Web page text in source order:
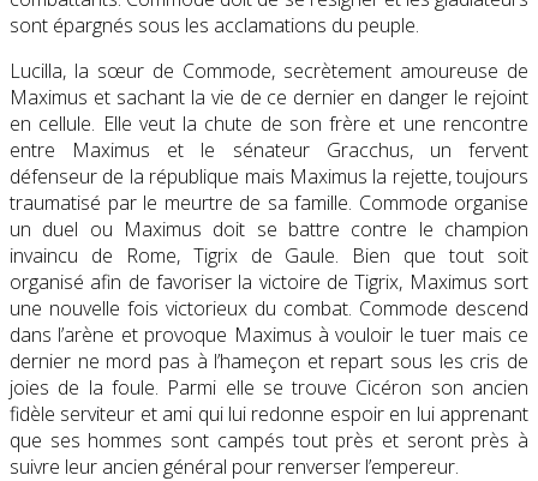
sont épargnés sous les acclamations du peuple.
Lucilla, la sœur de Commode, secrètement amoureuse de
Maximus et sachant la vie de ce dernier en danger le rejoint
en cellule. Elle veut la chute de son frère et une rencontre
entre Maximus et le sénateur Gracchus, un fervent
défenseur de la république mais Maximus la rejette, toujours
traumatisé par le meurtre de sa famille. Commode organise
un duel ou Maximus doit se battre contre le champion
invaincu de Rome, Tigrix de Gaule. Bien que tout soit
organisé afin de favoriser la victoire de Tigrix, Maximus sort
une nouvelle fois victorieux du combat. Commode descend
dans l’arène et provoque Maximus à vouloir le tuer mais ce
dernier ne mord pas à l’hameçon et repart sous les cris de
joies de la foule. Parmi elle se trouve Cicéron son ancien
fidèle serviteur et ami qui lui redonne espoir en lui apprenant
que ses hommes sont campés tout près et seront près à
suivre leur ancien général pour renverser l’empereur.